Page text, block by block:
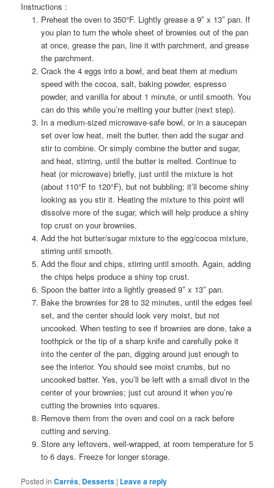
Instructions :
Preheat the oven to 350°F. Lightly grease a 9″ x 13″ pan. If
you plan to turn the whole sheet of brownies out of the pan
at once, grease the pan, line it with parchment, and grease
the parchment.
Crack the 4 eggs into a bowl, and beat them at medium
speed with the cocoa, salt, baking powder, espresso
powder, and vanilla for about 1 minute, or until smooth. You
can do this while you’re melting your butter (next step).
In a medium-sized microwave-safe bowl, or in a saucepan
set over low heat, melt the butter, then add the sugar and
stir to combine. Or simply combine the butter and sugar,
and heat, stirring, until the butter is melted. Continue to
heat (or microwave) briefly, just until the mixture is hot
(about 110°F to 120°F), but not bubbling; it’ll become shiny
looking as you stir it. Heating the mixture to this point will
dissolve more of the sugar, which will help produce a shiny
top crust on your brownies.
Add the hot butter/sugar mixture to the egg/cocoa mixture,
stirring until smooth.
Add the flour and chips, stirring until smooth. Again, adding
the chips helps produce a shiny top crust.
Spoon the batter into a lightly greased 9″ x 13″ pan.
Bake the brownies for 28 to 32 minutes, until the edges feel
set, and the center should look very moist, but not
uncooked. When testing to see if brownies are done, take a
toothpick or the tip of a sharp knife and carefully poke it
into the center of the pan, digging around just enough to
see the interior. You should see moist crumbs, but no
uncooked batter. Yes, you’ll be left with a small divot in the
center of your brownies; just cut around it when you’re
cutting the brownies into squares.
Remove them from the oven and cool on a rack before
cutting and serving.
Store any leftovers, well-wrapped, at room temperature for 5
to 6 days. Freeze for longer storage.
Posted in Carrés, Desserts | Leave a reply